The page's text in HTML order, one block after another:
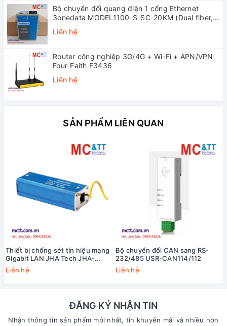
Bộ chuyển đổi quang điện 1 cổng Ethernet
3onedata MODEL1100-S-SC-20KM (Dual fiber,
Liên hệ
Router công nghiệp 3G/4G + Wi-Fi + APN/VPN
Four-Faith F3436
Liên hệ
SẢN PHẨM LIÊN QUAN
Thiết bị chống sét tín hiệu mạng
Gigabit LAN JHA Tech JHA-
RJ45H
Liên hệ
Bộ chuyển đổi CAN sang RS-
232/485 USR-CAN114/112
Liên hệ
ĐĂNG KÝ NHẬN TIN
Nhận thông tin sản phẩm mới nhất, tin khuyến mãi và nhiều hơn